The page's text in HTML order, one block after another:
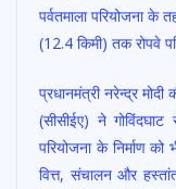
पर्वतमाला परियोजना के
(12.4 किमी) तक रोपवे
प्रधानमंत्री नरेन्द्र
(सीसीईए) ने
परियोजना के निर्माण को
वित्त, संचालन और